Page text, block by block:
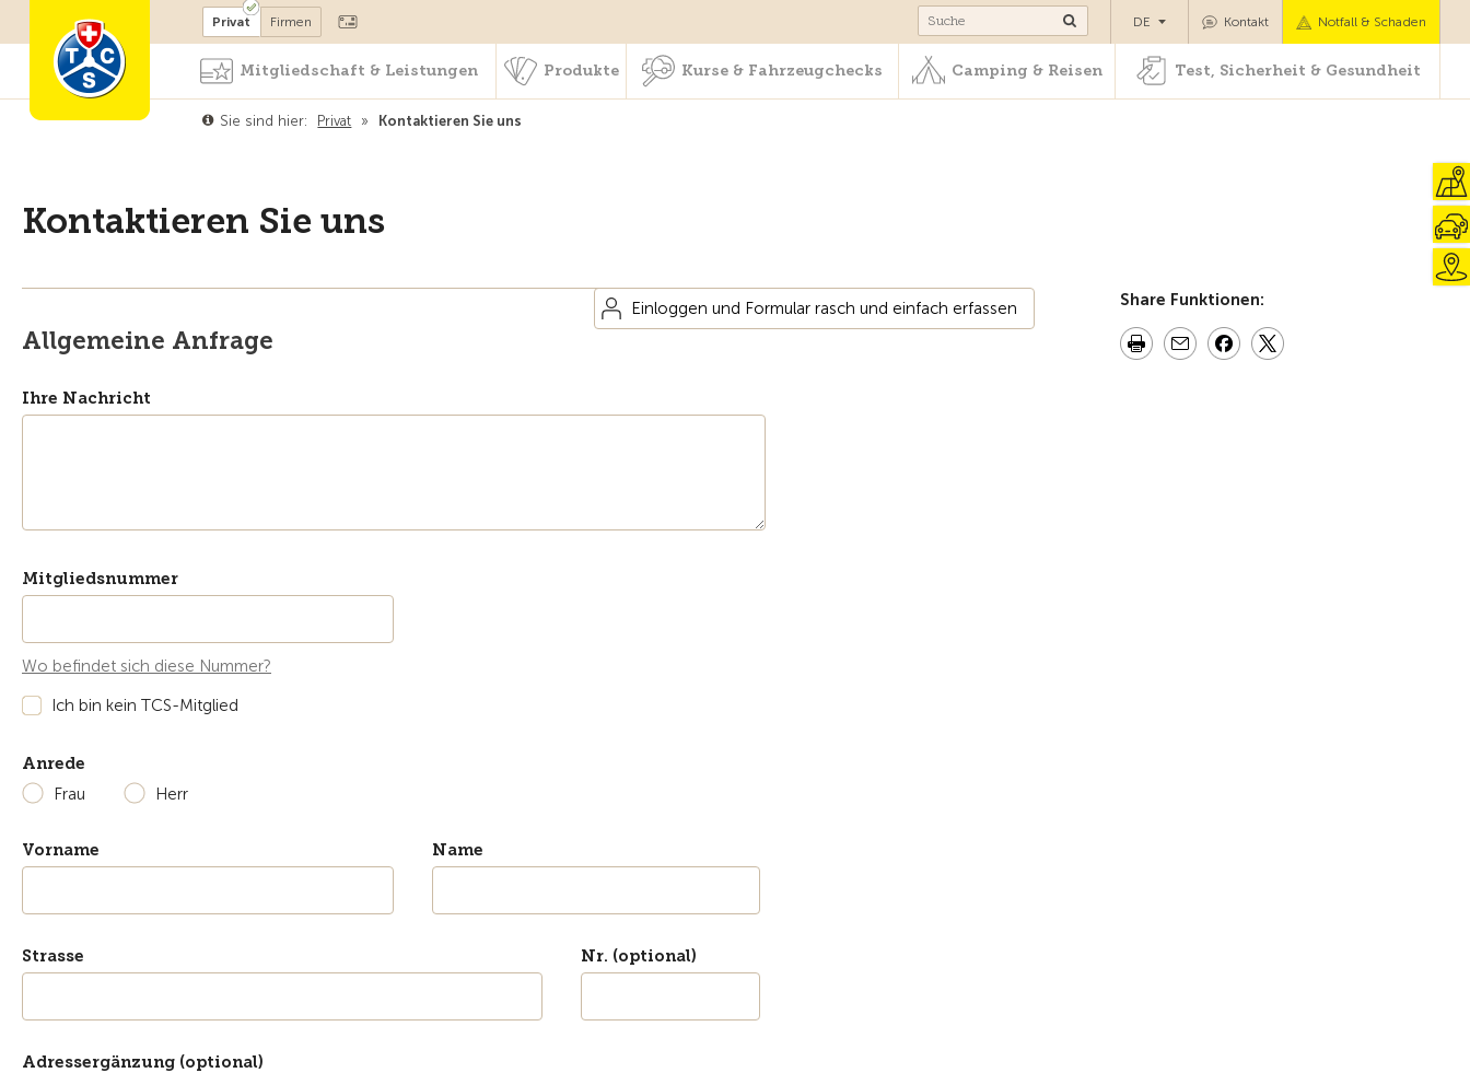
Mitglied werden Kurse & Fahrzeugchecks Camping & Reisen Test, Sicherheit & Gesundheit
Privat Firmen Kontakt Notfall & Schaden
DE
Mitgliedschaft & Leistungen Produkte Kurse & Fahrzeugchecks Camping & Reisen Test, Sicherheit & Gesundheit
Sie sind hier: Privat » Kontaktieren Sie uns
Kontaktieren Sie uns
Einloggen und Formular rasch und einfach erfassen
Allgemeine Anfrage
Ihre Nachricht
Mitgliedsnummer
Wo befindet sich diese Nummer?
Ich bin kein TCS-Mitglied
Anrede
Frau
Herr
Vorname Name
Strasse Nr. (optional)
Adressergänzung (optional)
Share Funktionen: